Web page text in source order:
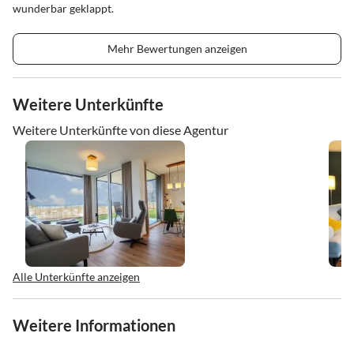
wunderbar geklappt.
Mehr Bewertungen anzeigen
Weitere Unterkünfte
Weitere Unterkünfte von diese Agentur
Alle Unterkünfte anzeigen
Weitere Informationen